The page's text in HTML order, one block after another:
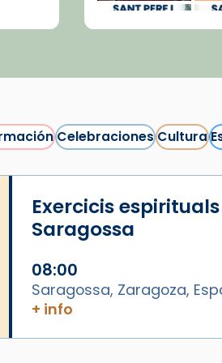
Cargar más...
CelebracionesCultura
Exercicis
Saragossa
08:00
Saragossa, Zaragoza,
+ info